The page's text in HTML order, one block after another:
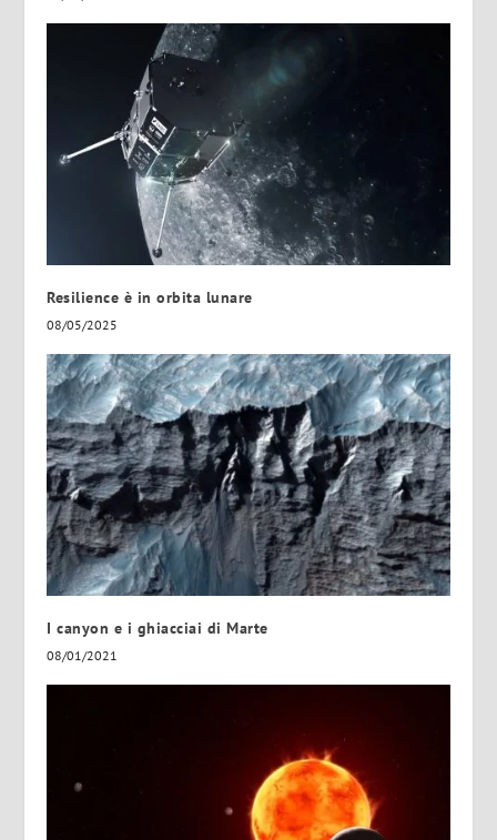
Resilience è in orbita lunare
08/05/2025
I canyon e i ghiacciai di Marte
08/01/2021